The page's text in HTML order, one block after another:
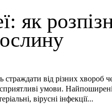
як
від різних хвороб
умови.
вірусні інфекції...